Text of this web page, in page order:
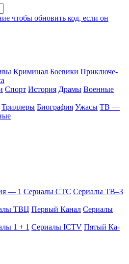
Кри­ми­нал Бое­ви­ки При­клю­че­
Спорт Ис­то­рия Дра­мы Во­ен­ные
Трил­ле­ры Био­гра­фия Ужа­сы ТВ —
— 1 Се­риа­лы СТС Се­риа­лы ТВ–3
ТВЦ Пер­вый Ка­нал Се­риа­лы
1 + 1 Се­риа­лы ICTV Пя­тый Ка­